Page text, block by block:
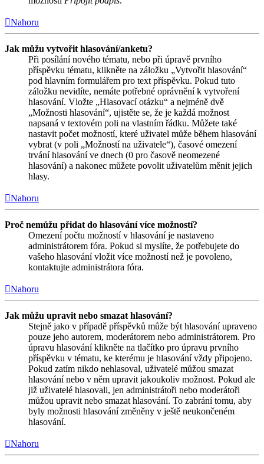
Nahoru
Jak můžu vytvořit hlasování/anketu?
Při posílání nového tématu, nebo při úpravě prvního
příspěvku tématu, klikněte na záložku „Vytvořit hlasování“
pod hlavním formulářem pro text příspěvku. Pokud tuto
záložku nevidíte, nemáte potřebné oprávnění k vytvoření
hlasování. Vložte „Hlasovací otázku“ a nejméně dvě
„Možnosti hlasování“, ujistěte se, že je každá možnost
napsaná v textovém poli na vlastním řádku. Můžete také
nastavit počet možností, které uživatel může během hlasování
vybrat (v poli „Možností na uživatele“), časové omezení
trvání hlasování ve dnech (0 pro časově neomezené
hlasování) a nakonec můžete povolit uživatelům měnit jejich
hlasy.
Nahoru
Proč nemůžu přidat do hlasování více možností?
Omezení počtu možností v hlasování je nastaveno
administrátorem fóra. Pokud si myslíte, že potřebujete do
vašeho hlasování vložit více možností než je povoleno,
kontaktujte administrátora fóra.
Nahoru
Jak můžu upravit nebo smazat hlasování?
Stejně jako v případě příspěvků může být hlasování upraveno
pouze jeho autorem, moderátorem nebo administrátorem. Pro
úpravu hlasování klikněte na tlačítko pro úpravu prvního
příspěvku v tématu, ke kterému je hlasování vždy připojeno.
Pokud zatím nikdo nehlasoval, uživatelé můžou smazat
hlasování nebo v něm upravit jakoukoliv možnost. Pokud ale
již uživatelé hlasovali, jen administrátoři nebo moderátoři
můžou upravit nebo smazat hlasování. To zabrání tomu, aby
byly možnosti hlasování změněny v ještě neukončeném
hlasování.
Nahoru